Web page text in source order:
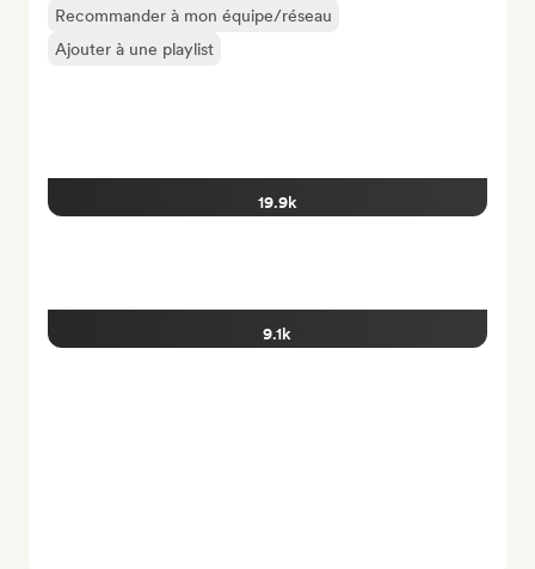
Recommander à mon équipe/réseau
Ajouter à une playlist
19.9k
9.1k